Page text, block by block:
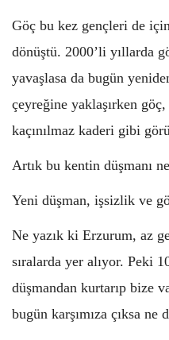
Göç bu kez gençleri de
dönüştü. 2000’li yıllarda
yavaşlasa da bugün
çeyreğine yaklaşırken
kaçınılmaz kaderi gibi
Artık bu kentin düşmanı
Yeni düşman, işsizlik ve
Ne yazık ki Erzurum, az
sıralarda yer alıyor. Peki
düşmandan kurtarıp bize
bugün karşımıza çıksa ne